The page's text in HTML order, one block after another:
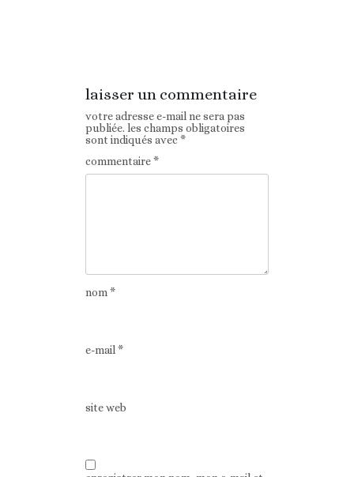
laisser un commentaire
votre adresse e-mail ne sera pas
publiée. les champs obligatoires
sont indiqués avec*
commentaire*
nom*
e-mail*
site web